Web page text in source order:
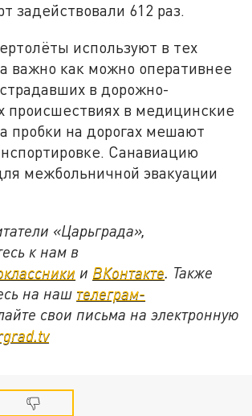
задействовали 612 раз.
используют в тех
важно как можно оперативнее
в дорожно-
происшествиях в медицинские
пробки на дорогах мешают
Санавиацию
межбольничной эвакуации
«Царьграда»,
к нам в
и ВКонтакте. Также
на наш телеграм-
свои письма на электронную